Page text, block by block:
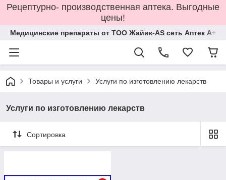
Рецептурно- производственная аптека. Выгодные
цены!
Медицинские препараты от ТОО Жайик-AS сеть Аптек А+
Товары и услуги Услуги по изготовлению лекарств
Услуги по изготовлению лекарств
Сортировка